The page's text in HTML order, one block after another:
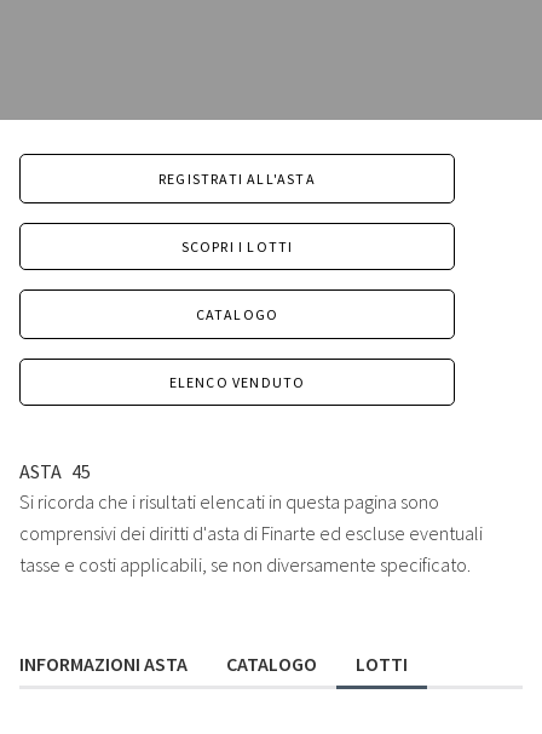
REGISTRATI ALL'ASTA
SCOPRI I LOTTI
CATALOGO
ELENCO VENDUTO
ASTA 45
Si ricorda che i risultati elencati in questa pagina sono
comprensivi dei diritti d'asta di Finarte ed escluse eventuali
tasse e costi applicabili, se non diversamente specificato.
INFORMAZIONI ASTA CATALOGO LOTTI